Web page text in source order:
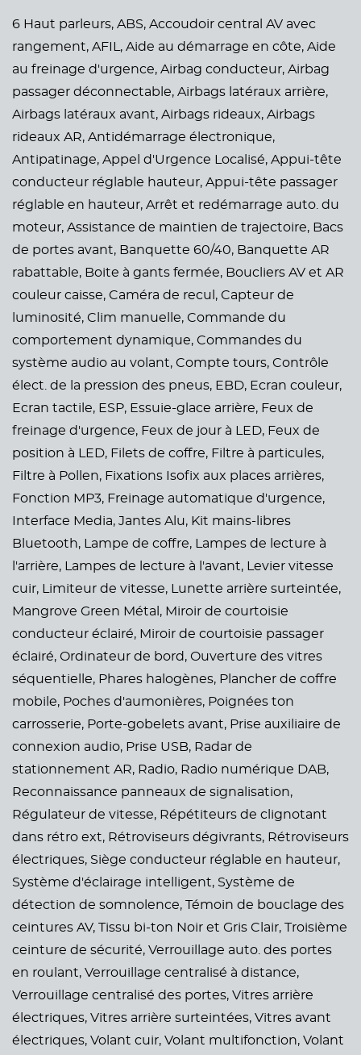
6 Haut parleurs, ABS, Accoudoir central AV avec
rangement, AFIL, Aide au démarrage en côte, Aide
au freinage d'urgence, Airbag conducteur, Airbag
passager déconnectable, Airbags latéraux arrière,
Airbags latéraux avant, Airbags rideaux, Airbags
rideaux AR, Antidémarrage électronique,
Antipatinage, Appel d'Urgence Localisé, Appui-tête
conducteur réglable hauteur, Appui-tête passager
réglable en hauteur, Arrêt et redémarrage auto. du
moteur, Assistance de maintien de trajectoire, Bacs
de portes avant, Banquette 60/40, Banquette AR
rabattable, Boite à gants fermée, Boucliers AV et AR
couleur caisse, Caméra de recul, Capteur de
luminosité, Clim manuelle, Commande du
comportement dynamique, Commandes du
système audio au volant, Compte tours, Contrôle
élect. de la pression des pneus, EBD, Ecran couleur,
Ecran tactile, ESP, Essuie-glace arrière, Feux de
freinage d'urgence, Feux de jour à LED, Feux de
position à LED, Filets de coffre, Filtre à particules,
Filtre à Pollen, Fixations Isofix aux places arrières,
Fonction MP3, Freinage automatique d'urgence,
Interface Media, Jantes Alu, Kit mains-libres
Bluetooth, Lampe de coffre, Lampes de lecture à
l'arrière, Lampes de lecture à l'avant, Levier vitesse
cuir, Limiteur de vitesse, Lunette arrière surteintée,
Mangrove Green Métal, Miroir de courtoisie
conducteur éclairé, Miroir de courtoisie passager
éclairé, Ordinateur de bord, Ouverture des vitres
séquentielle, Phares halogènes, Plancher de coffre
mobile, Poches d'aumonières, Poignées ton
carrosserie, Porte-gobelets avant, Prise auxiliaire de
connexion audio, Prise USB, Radar de
stationnement AR, Radio, Radio numérique DAB,
Reconnaissance panneaux de signalisation,
Régulateur de vitesse, Répétiteurs de clignotant
dans rétro ext, Rétroviseurs dégivrants, Rétroviseurs
électriques, Siège conducteur réglable en hauteur,
Système d'éclairage intelligent, Système de
détection de somnolence, Témoin de bouclage des
ceintures AV, Tissu bi-ton Noir et Gris Clair, Troisième
ceinture de sécurité, Verrouillage auto. des portes
en roulant, Verrouillage centralisé à distance,
Verrouillage centralisé des portes, Vitres arrière
électriques, Vitres arrière surteintées, Vitres avant
électriques, Volant cuir, Volant multifonction, Volant